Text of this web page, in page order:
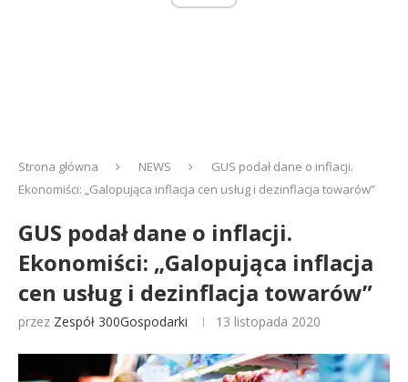
Strona główna NEWS
GUS podał dane o inflacji.
Ekonomiści: „Galopująca inflacja cen usług i dezinflacja towarów”
GUS podał dane o inflacji.
Ekonomiści: „Galopująca inflacja
cen usług i dezinflacja towarów”
przez Zespół 300Gospodarki 13 listopada 2020